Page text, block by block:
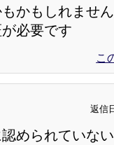
かもしれませ
必要です
こ
返信
められていな